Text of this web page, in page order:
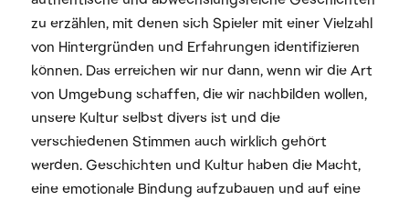
zu erzählen, mit denen sich Spieler mit einer Vielzahl
von Hintergründen und Erfahrungen identifizieren
können. Das erreichen wir nur dann, wenn wir die Art
von Umgebung schaffen, die wir nachbilden wollen,
unsere Kultur selbst divers ist und die
verschiedenen Stimmen auch wirklich gehört
werden. Geschichten und Kultur haben die Macht,
eine emotionale Bindung aufzubauen und auf eine